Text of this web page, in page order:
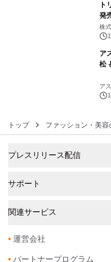
ト
発
株
ア
松
ア
トップ ファッション・美
プレスリリース配信
サポート
関連サービス
• 運営会社
• パートナープログラム